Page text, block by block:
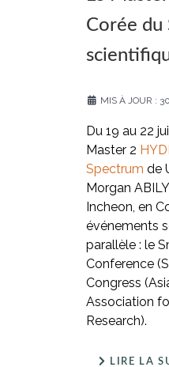
Corée du
MIS À JOUR :
Du 19 au 22
Master 2
Spectrum de
Morgan
Incheon, en
événements
parallèle : le
Conference
Congress
Association
Research).
LIRE LA